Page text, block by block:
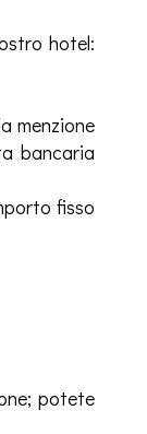
hotel:
menzione
bancaria
fisso
potete